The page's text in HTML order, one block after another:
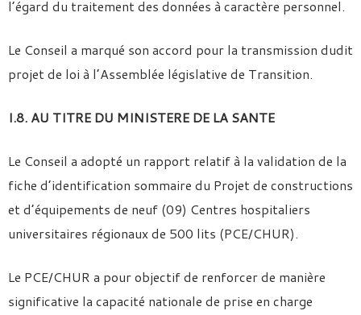
l’égard du traitement des données à caractère personnel.
Le Conseil a marqué son accord pour la transmission dudit
projet de loi à l’Assemblée législative de Transition.
I.8. AU TITRE DU MINISTERE DE LA SANTE
Le Conseil a adopté un rapport relatif à la validation de la
fiche d’identification sommaire du Projet de constructions
et d’équipements de neuf (09) Centres hospitaliers
universitaires régionaux de 500 lits (PCE/CHUR).
Le PCE/CHUR a pour objectif de renforcer de manière
significative la capacité nationale de prise en charge